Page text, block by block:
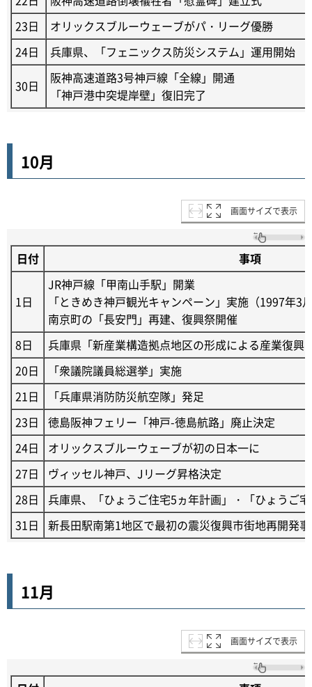
23日
オリックスブルーウェーブがパ・リーグ優勝
24日
兵庫県、「フェニックス防災システム」運用開始
30日
阪神高速道路3号神戸線「全線」開通
「神戸港中突堤岸壁」復旧完了
10月
画面サイズで表示
日付 事項
1日
JR神戸線「甲南山手駅」開業
「ときめき神戸観光キャンペーン」実施（1997年3
南京町の「長安門」再建、復興祭開催
8日
兵庫県「新産業構造拠点地区の形成による産業復興
20日
「衆議院議員総選挙」実施
21日
「兵庫県消防防災航空隊」発足
23日
徳島阪神フェリー「神戸-徳島航路」廃止決定
24日
オリックスブルーウェーブが初の日本一に
27日
ヴィッセル神戸、Jリーグ昇格決定
28日
兵庫県、「ひょうご住宅5ヵ年計画」・「ひょうご
31日
新長田駅南第1地区で最初の震災復興市街地再開発
11月
画面サイズで表示